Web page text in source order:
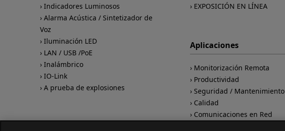
Indicadores Luminosos
Alarma Acústica / Sintetizador de
Voz
Iluminación LED
LAN / USB /PoE
Inalámbrico
IO-Link
A prueba de explosiones
EXPOSICIÓN EN LÍNEA
Aplicaciones
Monitorización Remota
Productividad
Seguridad / Mantenimiento
Calidad
Comunicaciones en Red